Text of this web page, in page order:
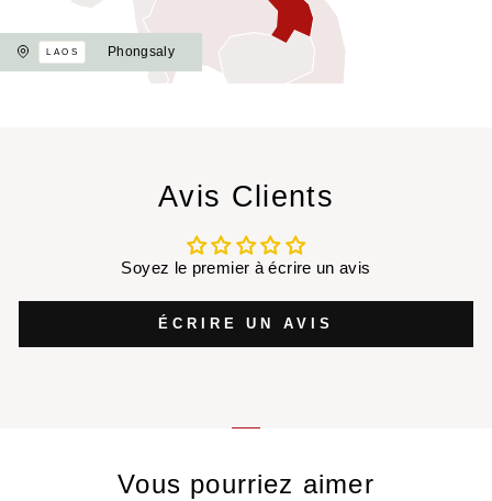
LAOS Phongsaly
Avis Clients
Soyez le premier à écrire un avis
ÉCRIRE UN AVIS
Vous pourriez aimer